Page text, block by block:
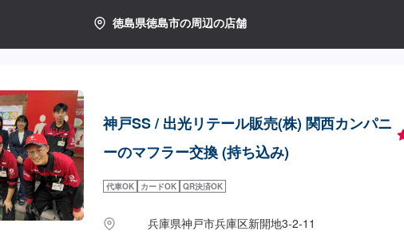
徳島県徳島市の周辺の店舗
神戸SS / 出光リテール販売(株) 関西カンパニ
ーのマフラー交換 (持ち込み)
代車OK カードOK QR決済OK
兵庫県神戸市兵庫区新開地3-2-11